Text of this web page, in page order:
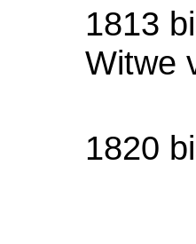
1813
Witwe
1820